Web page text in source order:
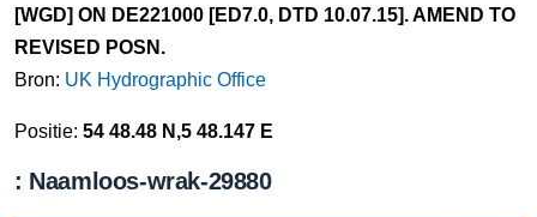
[WGD] ON DE221000 [ED7.0, DTD 10.07.15]. AMEND TO
REVISED POSN.
Bron: UK Hydrographic Office
Positie: 54 48.48 N,5 48.147 E
: Naamloos-wrak-29880